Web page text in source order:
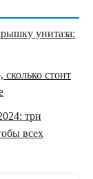
унитаза:
стоит
три
всех